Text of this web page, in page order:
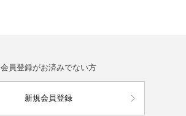
会員登録がお済みでない方
新規会員登録